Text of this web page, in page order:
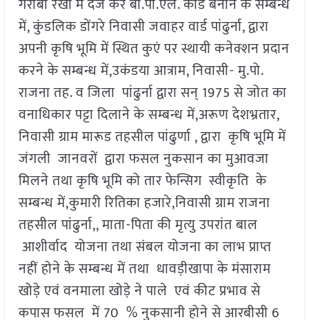
गरीबी रेखा में दर्ज कर बी.पी.एल. कार्ड बनाने के सम्बन्ध
में, कुंडलिक डोंगरे निवासी जवाहर वार्ड पांढुर्ना, द्वारा
अपनी कृषि भूमि में स्थित कुएं पर स्थायी कनेक्शन प्रदान
करने के सम्बन्ध में,उकंडया आत्राम, निवासी- मु.पो.
राजना तह. व जिला पांढुर्ना द्वारा सन् 1975 से जोत का
वनाधिकार पट्टा दिलाने के सम्बन्ध में,अरूण देशभ्रतार,
निवासी ग्राम मारूड तहसील पांढुर्णा , द्वारा कृषि भूमि में
जंगली जानवरों द्वारा फसल नुकसान का मुआवजा
मिलने तथा कृषि भूमि को तार फेन्सिग स्वीकृति के
सम्बन्ध में,कुमारी रितिका हजारे,निवासी ग्राम राजना
तहसील पांढुर्ना,, माता-पिता की मृत्यु उपरांत बाल
आशीर्वाद योजना तथा संबल योजना का लाभ प्राप्त
नहीं होने के सम्बन्ध में तथा धावड़ीखापा के मंसाराम
खोड़े एवं वनमाला खोड़े ने पाले एवं कीट प्रभाव से
कपास फसल में 70 % नुकसानी होने से आरबीसी 6